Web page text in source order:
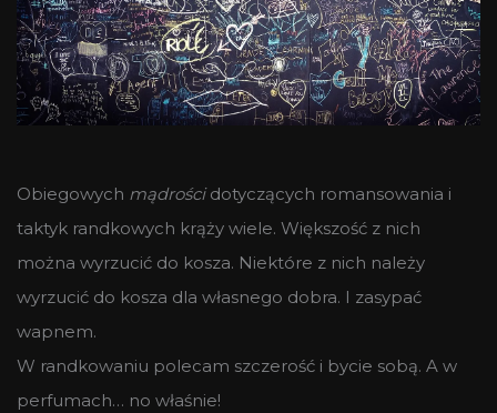
Obiegowych mądrościdotyczących romansowania i
taktyk randkowych krąży wiele. Większość z nich
można wyrzucić do kosza. Niektóre z nich należy
wyrzucić do kosza dla własnego dobra. I zasypać
wapnem.
W randkowaniu polecam szczerość i bycie sobą. A w
perfumach… no właśnie!